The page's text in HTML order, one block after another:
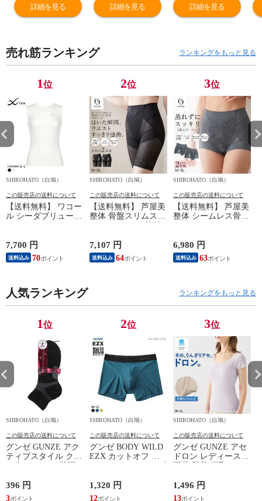
CW-X メンズ 男
性用 股関節サポ
ディバランスア
ップ ショート丈
詳細を見る
CW-X メンズ 男
性用 股関節サポ
ディバランスア
ップ ショート丈
詳細を見る
CW-X メンズ 男
性用 股関節サポ
ディバランスア
ップ ショート丈
詳細を見る
売れ筋ランキング ランキングをもっと見る
1位
SHIROHATO（白鳩）
この販売店の送料について
【送料無料】 ワコー
ル シーダブリューエ
柔流 ノースリーブ
トップス タンクトッ
プ Uネック JAY390
7,700 円
送料込み 70
2位
SHIROHATO（白鳩）
この販売店の送料について
【送料無料】 芦屋美
整体 骨盤スリムスタ
矯正 骨盤補正 補正
下着 シームレス レ
ディース
7,107 円
送料込み 64
3位
SHIROHATO（白鳩）
この販売店の送料について
【送料無料】 芦屋美
整体 シームレス骨盤
ガードル 骨盤矯正
骨盤補正 補正下着
シームレス レディー
6,980 円
送料込み 63
人気ランキング ランキングをもっと見る
1位
SHIROHATO（白鳩）
この販売店の送料について
グンゼ GUNZE アク
ティブスタイル クル
ソックス
396 円
3
2位
SHIROHATO（白鳩）
この販売店の送料について
グンゼ BODY WILD
EZX カットオフ ボ
GUNZE ボディワイ
ルド イージーエック
1,320 円
12
3位
SHIROHATO（白鳩）
この販売店の送料について
グンゼ GUNZE アセ
ドロン レディース
ーシャツ 吸汗速乾
1,496 円
13